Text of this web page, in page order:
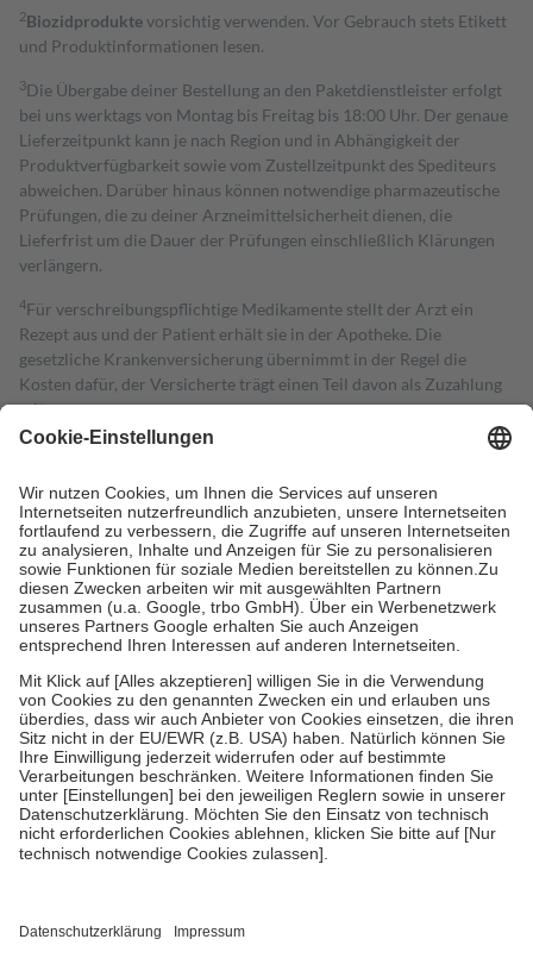
2Biozidproduktevorsichtig verwenden. Vor Gebrauch stets Etikett
und Produktinformationen lesen.
3Die Übergabe deiner Bestellung an den Paketdienstleister erfolgt
bei uns werktags von Montag bis Freitag bis 18:00 Uhr. Der genaue
Lieferzeitpunkt kann je nach Region und in Abhängigkeit der
Produktverfügbarkeit sowie vom Zustellzeitpunkt des Spediteurs
abweichen. Darüber hinaus können notwendige pharmazeutische
Prüfungen, die zu deiner Arzneimittelsicherheit dienen, die
Lieferfrist um die Dauer der Prüfungen einschließlich Klärungen
verlängern.
4Für verschreibungspflichtige Medikamente stellt der Arzt ein
Rezept aus und der Patient erhält sie in der Apotheke. Die
gesetzliche Krankenversicherung übernimmt in der Regel die
Kosten dafür, der Versicherte trägt einen Teil davon als Zuzahlung
mit.
Grundsätzlich leisten Mitglieder Zuzahlungen in Höhe von zehn
höchstens zehn Euro.
Es sind jedoch nie mehr als die tatsächlichen
Kosten der Leistung zu entrichten.
Diese Regeln gelten grundsätzlich auch für Online-Apotheken.
Bei Heilmitteln und häuslicher Krankenpflege beträgt die
Zuzahlung zehn Prozent der Kosten sowie zehn Euro je
Verordnung.
Um das Engagement der Versicherten für ihre eigene Gesundheit zu
stärken und die besondere Stellung der Familie zu unterstützen,
fallenkeine Zuzahlungenan bei:
• Kindern und Jugendlichen bis zum vollendeten 18. Lebensjahr
mit Ausnahme der Fahrkosten
• Untersuchungen zur Vorsorge und Früherkennung, die von der
GKV getragen werden
• empfohlenen Schutzimpfungen
• Harn- und Blutteststreifen
getroffen, um sicherzustellen, dass es sich um echte Bewertungen